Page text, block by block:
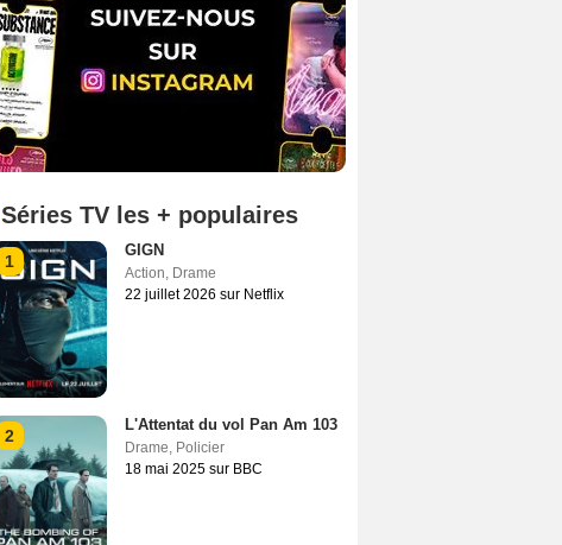
Séries TV les + populaires
1
GIGN
Action, Drame
22 juillet 2026 sur Netflix
2
L'Attentat du vol Pan Am 103
Drame, Policier
18 mai 2025 sur BBC